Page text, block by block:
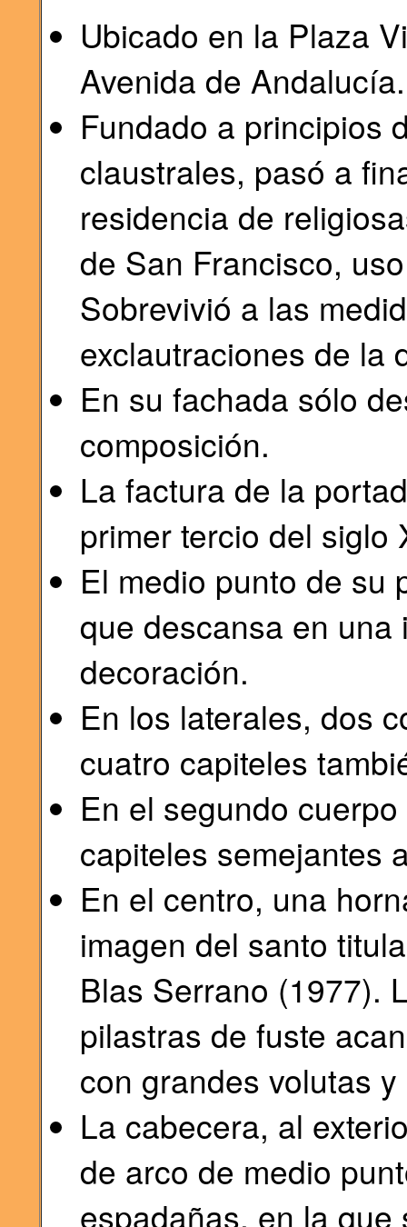
Ubicado en la Plaza
Avenida de Andalucía.
Fundado a principios
claustrales, pasó a
residencia de
de San Francisco,
Sobrevivió a las
exclautraciones de la
En su fachada sólo
composición.
La factura de la
primer tercio del siglo
El medio punto de su
que descansa en
decoración.
En los laterales, dos
cuatro capiteles
En el segundo
capiteles semejantes
En el centro, una
imagen del santo
Blas Serrano (1977).
pilastras de fuste
con grandes volutas
La cabecera, al
de arco de medio
espadañas, en la